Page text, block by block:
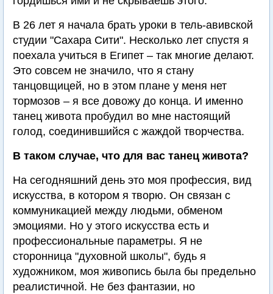
В 26 лет я начала брать уроки в тель-авивской
студии "Сахара Сити". Несколько лет спустя я
поехала учиться в Египет – так многие делают.
Это совсем не значило, что я стану
танцовщицей, но в этом плане у меня нет
тормозов – я все довожу до конца. И именно
танец живота пробудил во мне настоящий
голод, соединившийся с жаждой творчества.
В таком случае, что для вас танец живота?
На сегодняшний день это моя профессия, вид
искусства, в котором я творю. Он связан с
коммуникацией между людьми, обменом
эмоциями. Но у этого искусства есть и
профессиональные параметры. Я не
сторонница "духовной школы", будь я
художником, моя живопись была бы предельно
реалистичной. Не без фантазии, но